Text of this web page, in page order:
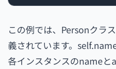
この例では、Personクラ
義されています。
各インスタンスのnameと